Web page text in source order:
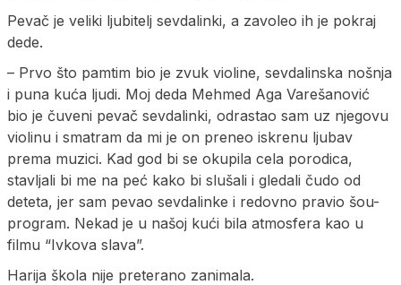
Pevač je veliki ljubitelj sevdalinki, a zavoleo ih je pokraj
dede.
– Prvo što pamtim bio je zvuk violine, sevdalinska nošnja
i puna kuća ljudi. Moj deda Mehmed Aga Varešanović
bio je čuveni pevač sevdalinki, odrastao sam uz njegovu
violinu i smatram da mi je on preneo iskrenu ljubav
prema muzici. Kad god bi se okupila cela porodica,
stavljali bi me na peć kako bi slušali i gledali čudo od
deteta, jer sam pevao sevdalinke i redovno pravio šou-
program. Nekad je u našoj kući bila atmosfera kao u
filmu “Ivkova slava”.
Harija škola nije preterano zanimala.